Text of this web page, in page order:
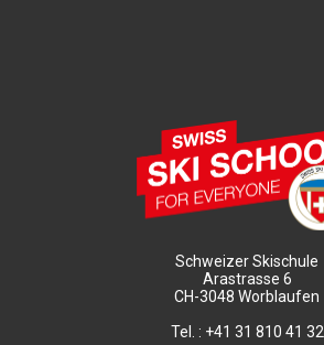
Schweizer Skischule
Arastrasse 6
CH-3048 Worblaufen
Tel. : +41 31 810 41 32